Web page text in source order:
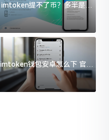
imtoken提不了币？多半是这
几件事没处理好
imtoken钱包安卓怎么下 官方
渠道避坑指南